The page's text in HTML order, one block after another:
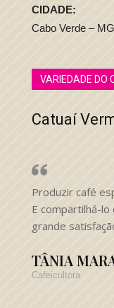
CIDADE:
Cabo Verde – MG
VARIEDADE DO
Catuaí
Produzir café
E compartilhá-lo
grande
TÂNIA
Cafeicultora